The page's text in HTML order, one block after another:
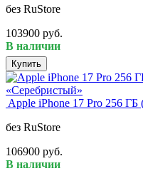
без RuStore
103900 руб.
В наличии
Купить
Apple iPhone 17 Pro 256
без RuStore
106900 руб.
В наличии